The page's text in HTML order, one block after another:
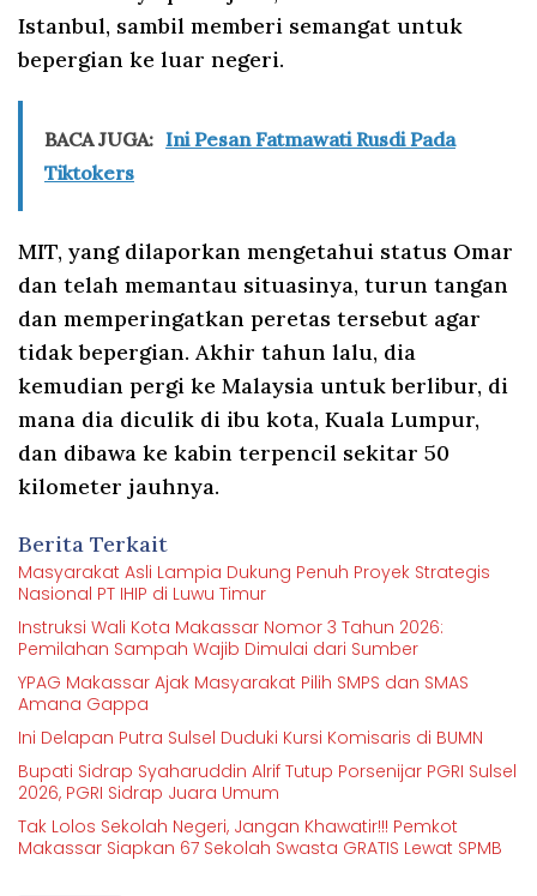
Istanbul, sambil memberi semangat untuk
bepergian ke luar negeri.
BACA JUGA: Ini Pesan Fatmawati Rusdi Pada
Tiktokers
MIT, yang dilaporkan mengetahui status Omar
dan telah memantau situasinya, turun tangan
dan memperingatkan peretas tersebut agar
tidak bepergian. Akhir tahun lalu, dia
kemudian pergi ke Malaysia untuk berlibur, di
mana dia diculik di ibu kota, Kuala Lumpur,
dan dibawa ke kabin terpencil sekitar 50
kilometer jauhnya.
Berita Terkait
Masyarakat Asli Lampia Dukung Penuh Proyek Strategis
Nasional PT IHIP di Luwu Timur
Instruksi Wali Kota Makassar Nomor 3 Tahun 2026:
Pemilahan Sampah Wajib Dimulai dari Sumber
YPAG Makassar Ajak Masyarakat Pilih SMPS dan SMAS
Amana Gappa
Ini Delapan Putra Sulsel Duduki Kursi Komisaris di BUMN
Bupati Sidrap Syaharuddin Alrif Tutup Porsenijar PGRI Sulsel
2026, PGRI Sidrap Juara Umum
Tak Lolos Sekolah Negeri, Jangan Khawatir!!! Pemkot
Makassar Siapkan 67 Sekolah Swasta GRATIS Lewat SPMB